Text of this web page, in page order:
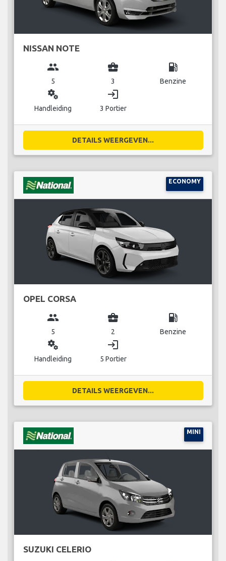
NISSAN NOTE
group
5
business_center
3
local_gas_station
Benzine
miscellaneous_services
Handleiding
login
3 Portier
DETAILS WEERGEVEN...
ECONOMY
OPEL CORSA
group
5
business_center
2
local_gas_station
Benzine
miscellaneous_services
Handleiding
login
5 Portier
DETAILS WEERGEVEN...
MINI
SUZUKI CELERIO